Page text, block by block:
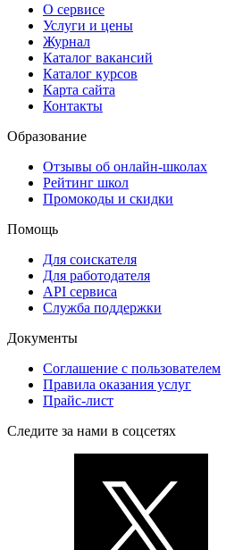
О сервисе
Услуги и цены
Журнал
Каталог вакансий
Каталог курсов
Карта сайта
Контакты
Образование
Отзывы об онлайн-школах
Рейтинг школ
Промокоды и скидки
Помощь
Для соискателя
Для работодателя
API сервиса
Служба поддержки
Документы
Соглашение с пользователем
Правила оказания услуг
Прайс-лист
Следите за нами в соцсетях